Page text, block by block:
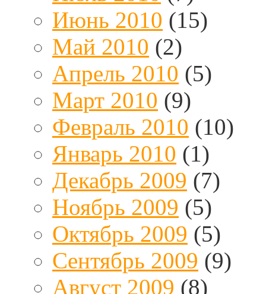
Июнь 2010 (15)
Май 2010 (2)
Апрель 2010 (5)
Март 2010 (9)
Февраль 2010 (10)
Январь 2010 (1)
Декабрь 2009 (7)
Ноябрь 2009 (5)
Октябрь 2009 (5)
Сентябрь 2009 (9)
Август 2009 (8)